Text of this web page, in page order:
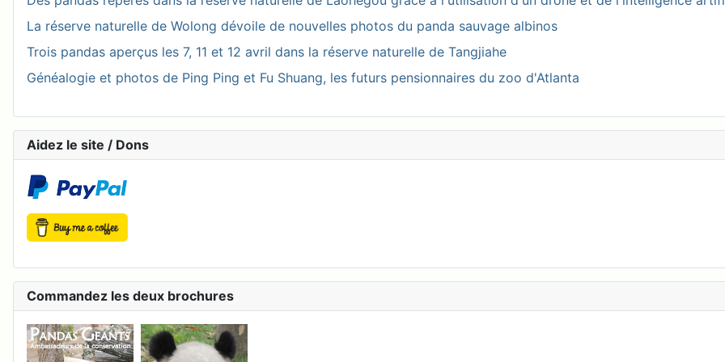
La réserve naturelle de Wolong dévoile de nouvelles photos du panda sauvage albinos
Trois pandas aperçus les 7, 11 et 12 avril dans la réserve naturelle de Tangjiahe
Généalogie et photos de Ping Ping et Fu Shuang, les futurs pensionnaires du zoo d'Atlanta
Aidez le site / Dons
Commandez les deux brochures